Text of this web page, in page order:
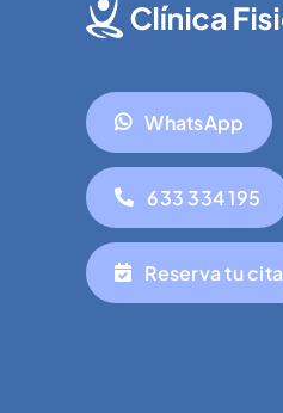
WhatsApp
633 334 195
Reserva tu cita